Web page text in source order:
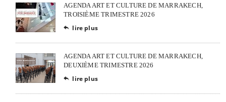
AGENDA ART ET CULTURE DE MARRAKECH,
TROISIÈME TRIMESTRE 2026
 lire plus
AGENDA ART ET CULTURE DE MARRAKECH,
DEUXIÈME TRIMESTRE 2026
 lire plus